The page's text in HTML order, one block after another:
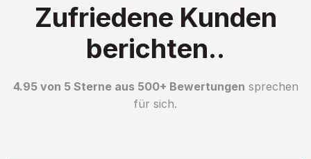
Zufriedene Kunden
berichten..
4.95 von 5 Sterne aus 500+ Bewertungen sprechen
für sich.